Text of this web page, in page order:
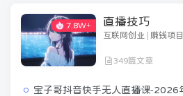
7.8W+ 直播技巧
互联网创业 | 赚钱项目
349篇文章